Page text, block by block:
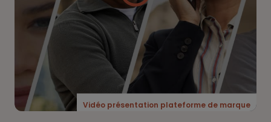
Vidéo présentation plateforme de marque